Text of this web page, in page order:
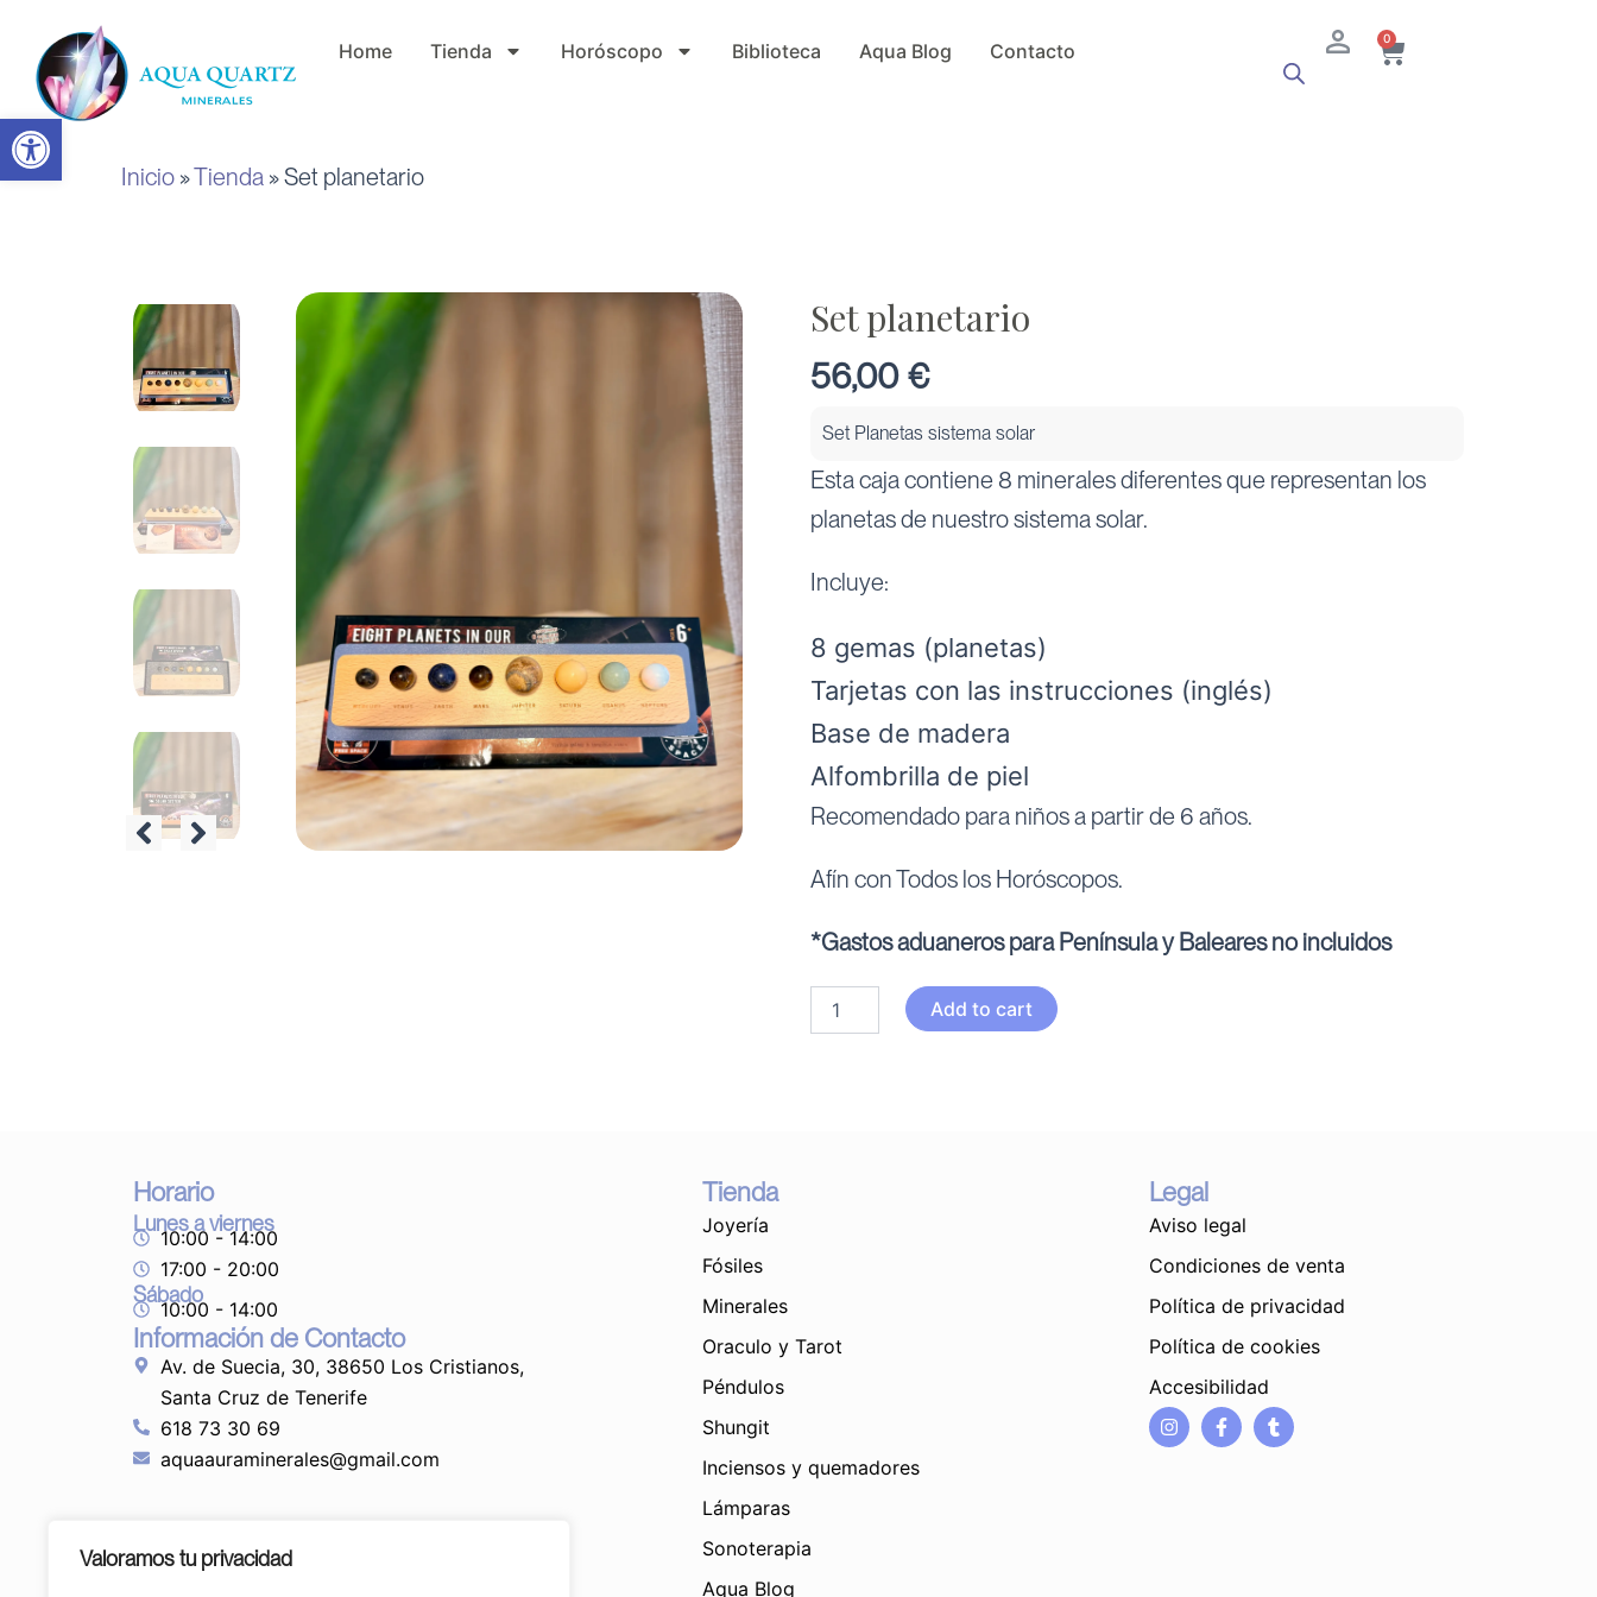
Abrir barra de herramientas
Valoramos tu privacidad
contenido
Home Tienda Horóscopo Biblioteca Aqua Blog Contacto
0 Cart
Inicio »Tienda »Set planetario
Set planetario
56,00€
Set Planetas sistema solar
Esta caja contiene 8 minerales diferentes que representan los
planetas de nuestro sistema solar.
Incluye:
8 gemas (planetas)
Tarjetas con las instrucciones (inglés)
Base de madera
Alfombrilla de piel
Recomendado para niños a partir de 6 años.
Afín con Todos los Horóscopos.
*Gastos aduaneros para Península y Baleares no incluidos
planetario
Add to cart
Horario
Lunes a viernes
10:00 - 14:00
17:00 - 20:00
Sábado
10:00 - 14:00
Información de Contacto
Av. de Suecia, 30, 38650 Los Cristianos,
Santa Cruz de Tenerife
618 73 30 69
aquaauraminerales@gmail.com
Tienda
Joyería
Fósiles
Minerales
Oraculo y Tarot
Péndulos
Shungit
Inciensos y quemadores
Lámparas
Sonoterapia
Aqua Blog
Legal
Aviso legal
Condiciones de venta
Política de privacidad
Política de cookies
Accesibilidad
I
n
F
a
T
u